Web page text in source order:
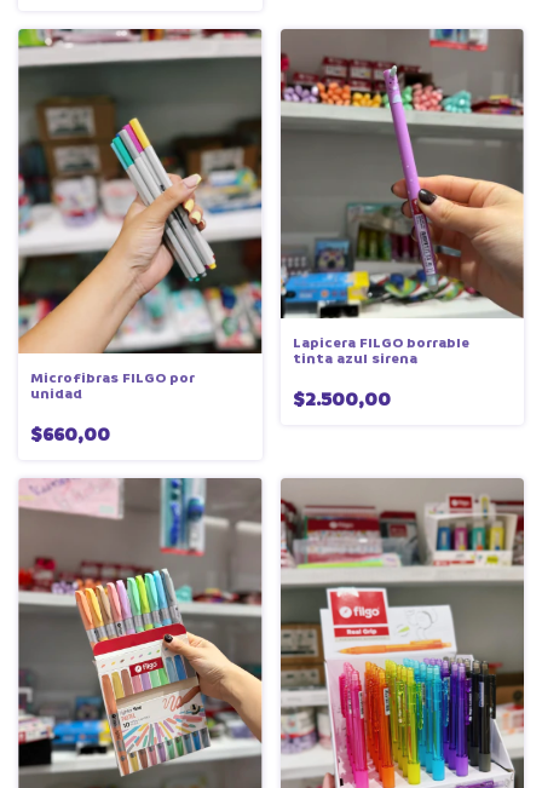
Microfibras FILGO por
unidad
$660,00
Lapicera FILGO borrable
tinta azul sirena
$2.500,00